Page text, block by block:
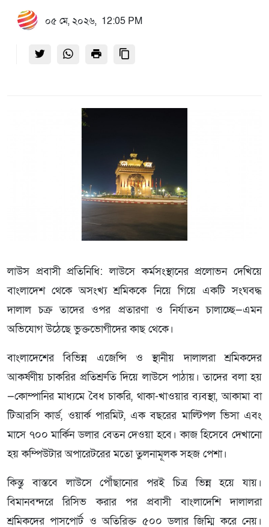
০৫ মে, ২০২৬, 12:05 PM
লাউস প্রবাসী প্রতিনিধি: লাউসে কর্মসংস্থানের প্রলোভন দেখিয়ে
বাংলাদেশ থেকে অসংখ্য শ্রমিককে নিয়ে গিয়ে একটি সংঘবদ্ধ
দালাল চক্র তাদের ওপর প্রতারণা ও নির্যাতন চালাচ্ছে—এমন
অভিযোগ উঠেছে ভুক্তভোগীদের কাছ থেকে।
বাংলাদেশের বিভিন্ন এজেন্সি ও স্থানীয় দালালরা শ্রমিকদের
আকর্ষণীয় চাকরির প্রতিশ্রুতি দিয়ে লাউসে পাঠায়। তাদের বলা হয়
—কোম্পানির মাধ্যমে বৈধ চাকরি, থাকা-খাওয়ার ব্যবস্থা, আকামা বা
টিআরসি কার্ড, ওয়ার্ক পারমিট, এক বছরের মাল্টিপল ভিসা এবং
মাসে ৭০০ মার্কিন ডলার বেতন দেওয়া হবে। কাজ হিসেবে দেখানো
হয় কম্পিউটার অপারেটরের মতো তুলনামূলক সহজ পেশা।
কিন্তু বাস্তবে লাউসে পৌঁছানোর পরই চিত্র ভিন্ন হয়ে যায়।
বিমানবন্দরে রিসিভ করার পর প্রবাসী বাংলাদেশি দালালরা
শ্রমিকদের পাসপোর্ট ও অতিরিক্ত ৫০০ ডলার জিম্মি করে নেয়।